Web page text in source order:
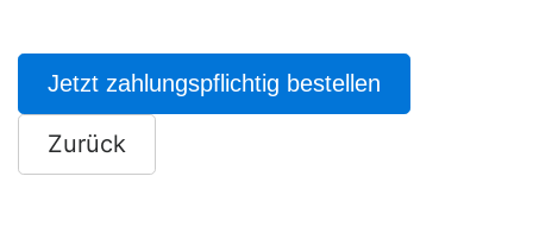
Jetzt zahlungspflichtig bestellen
Zurück